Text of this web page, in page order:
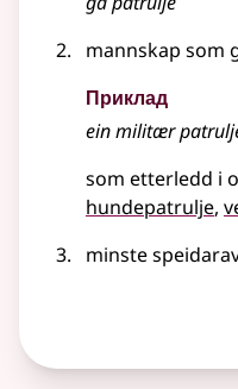
mannskap som
Приклад
ein militær
som etterledd i
hundepatrulje
minste